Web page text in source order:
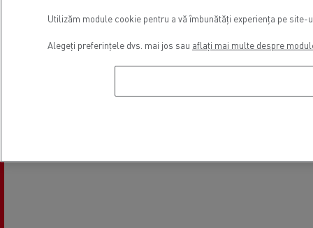
Vânzari vehicule comerciale
Finanțare
Utilizăm module cookie pentru a vă îmbunătăți experiența pe
Alegeți preferințele dvs. mai jos sau aflați mai multe despre